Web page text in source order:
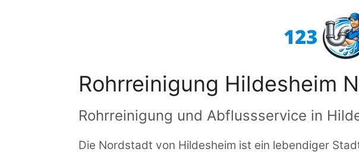
Rohrreinigung Hildesheim
Rohrreinigung und Abflussservice in
Die Nordstadt von Hildesheim ist ein lebendiger